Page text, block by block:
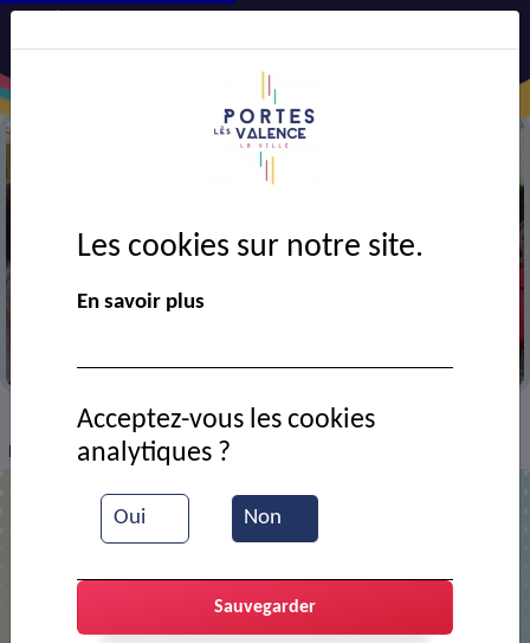
> VIE MUNICIPALE > Ressources documentaires
Livret scolaires 2026-2027
Les cookies sur notre site.
En savoir plus
Oui Non
Acceptez-vous les cookies
analytiques ?
Sauvegarder